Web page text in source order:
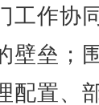
工作协
壁垒；
配置、